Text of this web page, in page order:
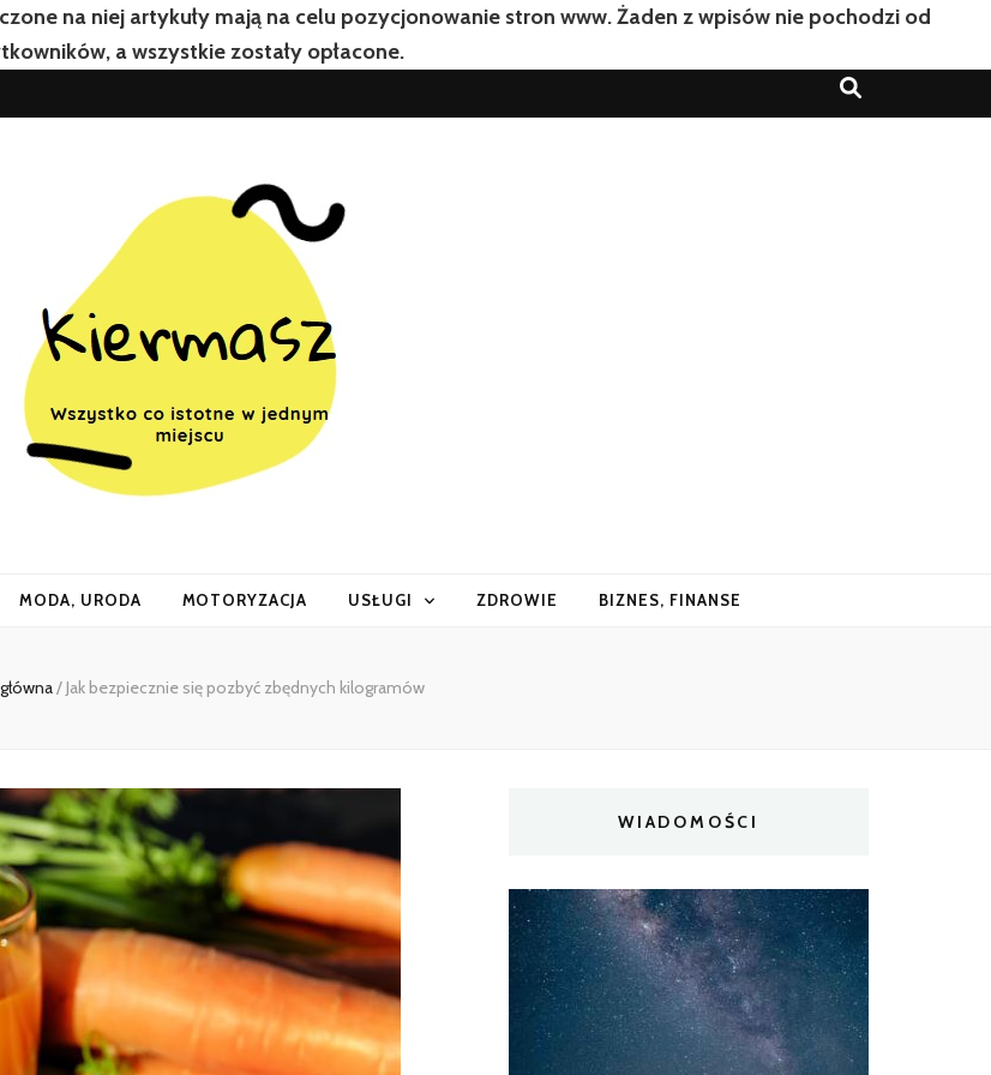
na niej artykuły mają na celu pozycjonowanie stron www. Żaden z wpisów nie pochodzi od
a wszystkie zostały opłacone.
MODA, URODA MOTORYZACJA USŁUGI ZDROWIE BIZNES, FINANSE
/Jak bezpiecznie się pozbyć zbędnych kilogramów
WIADOMOŚCI